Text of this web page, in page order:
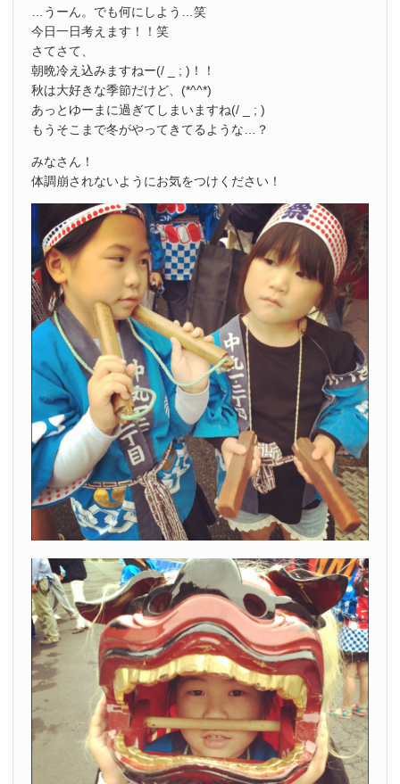
…うーん。でも何にしよう…笑
今日一日考えます！！笑
さてさて、
朝晩冷え込みますねー(/ _ ; )！！
秋は大好きな季節だけど、(*^^*)
あっとゆーまに過ぎてしまいますね(/ _ ; )
もうそこまで冬がやってきてるような…？
みなさん！
体調崩されないようにお気をつけください！